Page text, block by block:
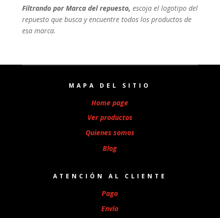
Filtrando por Marca del repuesto, escoja el logotipo del
repuesto que busca y encuentre todos los productos de
esa marca.
MAPA DEL SITIO
Home page
Ver productos
Quienes somos
Blog
ATENCIÓN AL CLIENTE
Pago
Envío